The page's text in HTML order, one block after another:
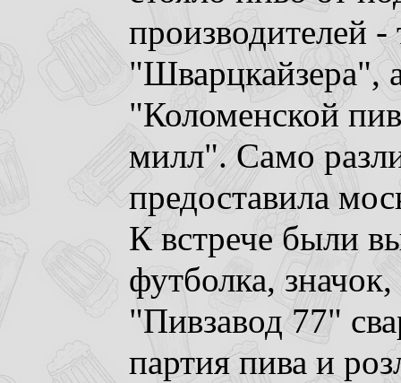
производителей -
"Шварцкайзера",
"Коломенской
милл". Само
предоставила
К встрече были
футболка,
"Пивзавод 77"
партия пива и